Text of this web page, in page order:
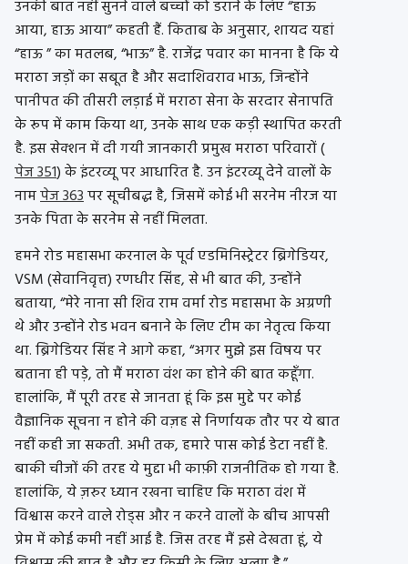
उनकी बात नहीं सुनने वाले बच्चों को डराने के लिए “हाऊ
आया, हाऊ आया” कहती हैं. किताब के अनुसार, शायद यहां
“हाऊ ” का मतलब, “भाऊ” है. राजेंद्र पवार का मानना ​​है कि ये
मराठा जड़ों का सबूत है और सदाशिवराव भाऊ, जिन्होंने
पानीपत की तीसरी लड़ाई में मराठा सेना के सरदार सेनापति
के रूप में काम किया था, उनके साथ एक कड़ी स्थापित करती
है. इस सेक्शन में दी गयी जानकारी प्रमुख मराठा परिवारों (
पेज 351) के इंटरव्यू पर आधारित है. उन इंटरव्यू देने वालों के
नामपेज 363पर सूचीबद्ध है, जिसमें कोई भी सरनेम नीरज या
उनके पिता के सरनेम से नहीं मिलता.
हमने रोड महासभा करनाल के पूर्व एडमिनिस्ट्रेटर ब्रिगेडियर,
VSM (सेवानिवृत्त) रणधीर सिंह, से भी बात की, उन्होंने
बताया, “मेरे नाना सी शिव राम वर्मा रोड महासभा के अग्रणी
थे और उन्होंने रोड भवन बनाने के लिए टीम का नेतृत्व किया
था. ब्रिगेडियर सिंह ने आगे कहा, “अगर मुझे इस विषय पर
बताना ही पड़े, तो मैं मराठा वंश का होने की बात कहूँगा.
हालांकि, मैं पूरी तरह से जानता हूं कि इस मुद्दे पर कोई
वैज्ञानिक सूचना न होने की वज़ह से निर्णायक तौर पर ये बात
नहीं कही जा सकती. अभी तक, हमारे पास कोई डेटा नहीं है.
बाकी चीजों की तरह ये मुद्दा भी काफ़ी राजनीतिक हो गया है.
हालांकि, ये ज़रुर ध्यान रखना चाहिए कि मराठा वंश में
विश्वास करने वाले रोड्स और न करने वालों के बीच आपसी
प्रेम में कोई कमी नहीं आई है. जिस तरह मैं इसे देखता हूं, ये